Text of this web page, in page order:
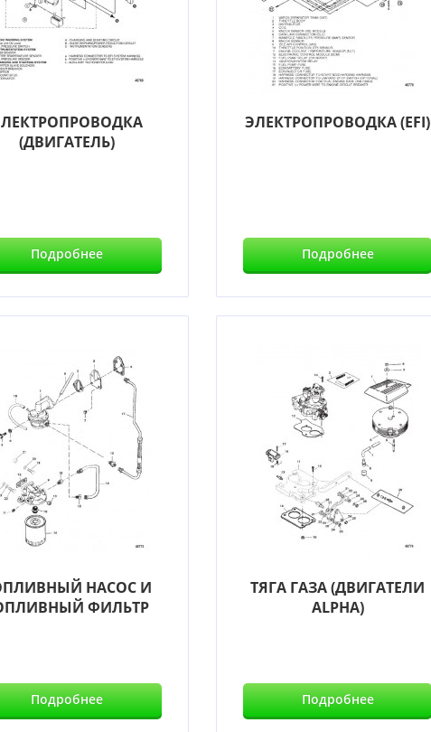
(ДВИГАТЕЛЬ)
Подробнее
ЭЛЕКТРОПРОВОДКА (EFI)
Подробнее
НАСОС И
ФИЛЬТР
Подробнее
ТЯГА ГАЗА (ДВИГАТЕЛИ
ALPHA)
Подробнее